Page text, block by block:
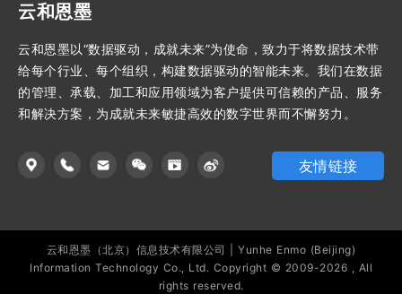
云和恩墨
云和恩墨以“数据驱动，成就未来”为使命，致力于将数据技术带
给每个行业、每个组织，构建数据驱动的智能未来。我们在数据
的管理、承载、加工和应用领域为客户提供可信赖的产品、服务
和解决方案，为成就未来敏捷高效的数字世界而不懈努力。
友情链接
云和恩墨（北京）信息技术有限公司 | Yunhe Enmo (Beijing)
Information Technology Co., Ltd. Copyright © 2009-2026 , All
rights reserved.